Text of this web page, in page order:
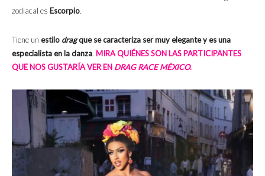
zodiacal es Escorpio.
Tiene un estilo dragque se caracteriza ser muy elegante y es una
especialista en la danza. MIRA QUIÉNES SON LAS PARTICIPANTES
QUE NOS GUSTARÍA VER EN DRAG RACE MÉXICO.